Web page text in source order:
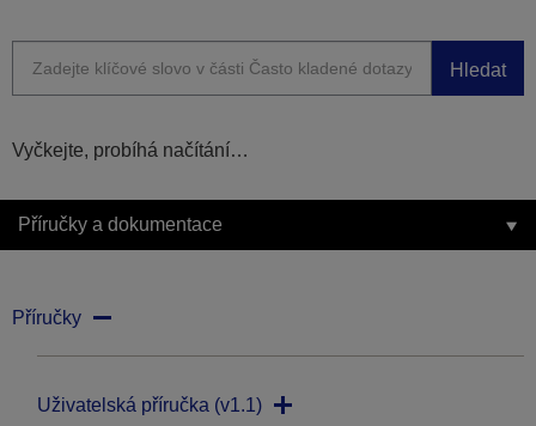
Hledat
Vyčkejte, probíhá načítání…
Příručky a dokumentace
Příručky
Uživatelská příručka (v1.1)